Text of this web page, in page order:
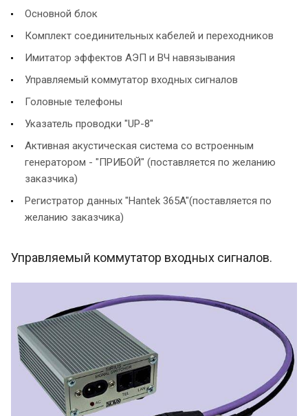
Основной блок
Комплект соединительных кабелей и переходников
Имитатор эффектов АЭП и ВЧ навязывания
Управляемый коммутатор входных сигналов
Головные телефоны
Указатель проводки "UP-8"
Активная акустическая система со встроенным
генератором - "ПРИБОЙ" (поставляется по желанию
заказчика)
Регистратор данных "Hantek 365A"(поставляется по
желанию заказчика)
Управляемый коммутатор входных сигналов.